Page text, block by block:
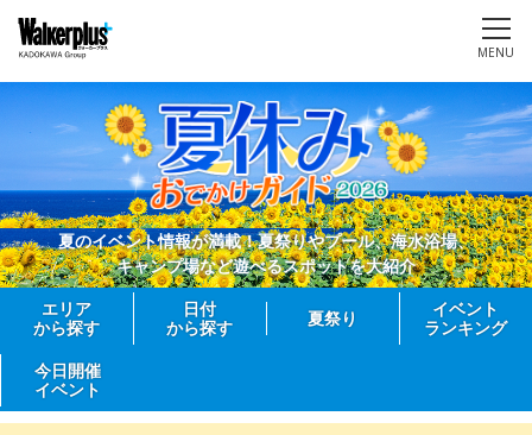
MENU
夏のイベント情報が満載！夏祭りやプール、海水浴場、
キャンプ場など遊べるスポットを大紹介
エリア
から探す
日付
から探す
夏祭り
イベント
ランキング
今日開催
イベント